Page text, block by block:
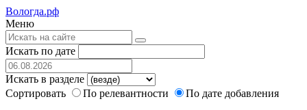
Вологда.рф
Меню
Искать по дате
Искать в разделе
Сортировать
По релевантности
По дате добавления